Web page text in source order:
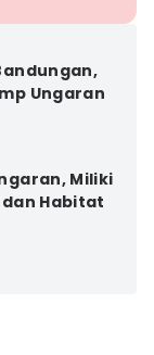
Ungaran
Miliki
dan Habitat